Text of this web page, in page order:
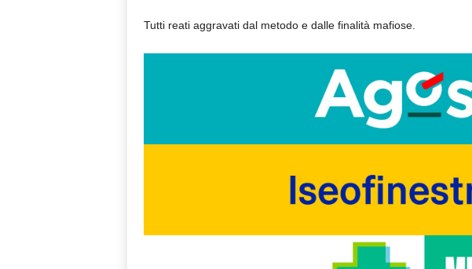
Tutti reati aggravati dal metodo e dalle finalità mafiose.